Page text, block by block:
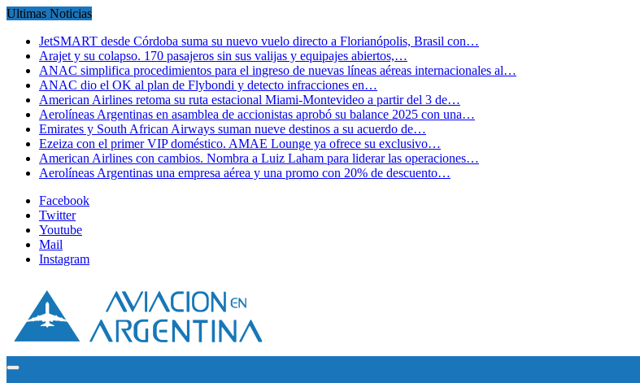
Ultimas Noticias
JetSMART desde Córdoba suma su nuevo vuelo directo a Florianópolis, Brasil con…
Arajet y su colapso. 170 pasajeros sin sus valijas y equipajes abiertos,…
ANAC simplifica procedimientos para el ingreso de nuevas líneas aéreas internacionales al…
ANAC dio el OK al plan de Flybondi y detecto infracciones en…
American Airlines retoma su ruta estacional Miami-Montevideo a partir del 3 de…
Aerolíneas Argentinas en asamblea de accionistas aprobó su balance 2025 con una…
Emirates y South African Airways suman nueve destinos a su acuerdo de…
Ezeiza con el primer VIP doméstico. AMAE Lounge ya ofrece su exclusivo…
American Airlines con cambios. Nombra a Luiz Laham para liderar las operaciones…
Aerolíneas Argentinas una empresa aérea y una promo con 20% de descuento…
Facebook
Twitter
Youtube
Mail
Instagram